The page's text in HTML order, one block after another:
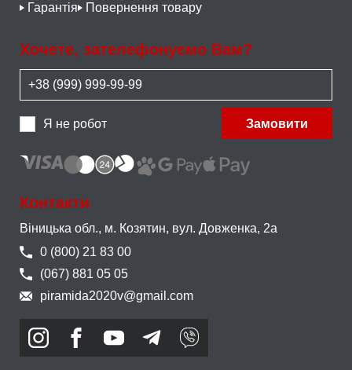
Гарантія
Повернення товару
Хочете, зателефонуємо Вам?
Я не робот Замовити
Контакти
Віницька обл., м. Козятин, вул. Довженка, 2а
0 (800) 21 83 00
(067) 881 05 05
piramida2020v@gmail.com